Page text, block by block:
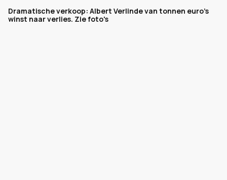
Dramatische verkoop: Albert Verlinde van tonnen euro's
winst naar verlies. Zie foto's